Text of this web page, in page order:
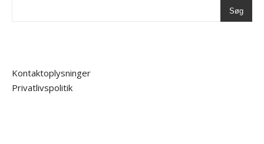
Søg
Kontaktoplysninger
Privatlivspolitik